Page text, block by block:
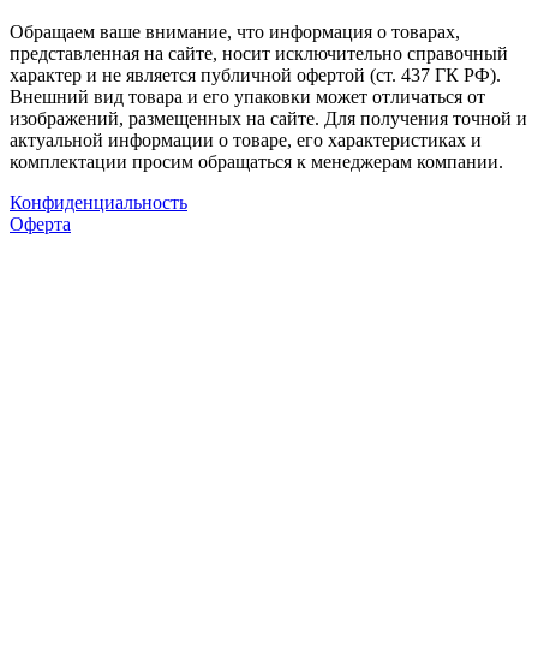
Обращаем ваше внимание, что информация о товарах,
представленная на сайте, носит исключительно справочный
характер и не является публичной офертой (ст. 437 ГК РФ).
Внешний вид товара и его упаковки может отличаться от
изображений, размещенных на сайте. Для получения точной и
актуальной информации о товаре, его характеристиках и
комплектации просим обращаться к менеджерам компании.
Конфиденциальность
Оферта